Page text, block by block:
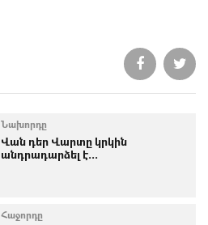
Նախորդը
Վան դեր Վարտը կրկին
անդրադարձել է...
Հաջորդը